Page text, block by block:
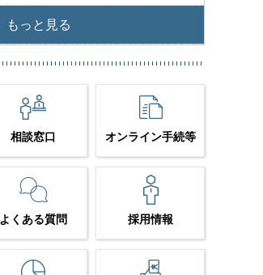
もっと見る
相談窓口 オンライン手続等
よくある質問 採用情報